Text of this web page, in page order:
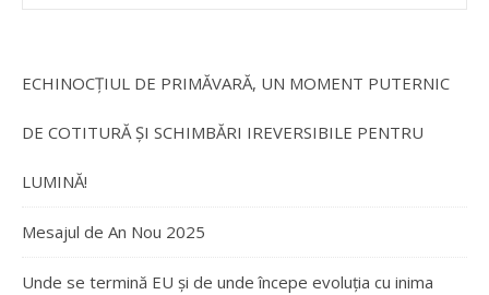
ECHINOCȚIUL DE PRIMĂVARĂ, UN MOMENT PUTERNIC
DE COTITURĂ ȘI SCHIMBĂRI IREVERSIBILE PENTRU
LUMINĂ!
Mesajul de An Nou 2025
Unde se termină EU și de unde începe evoluția cu inima